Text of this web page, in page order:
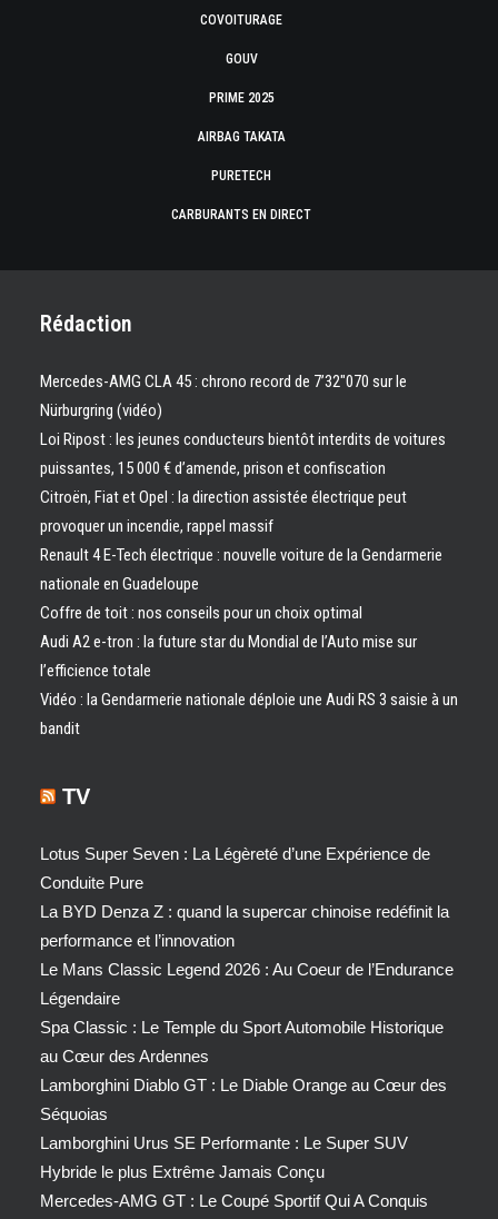
COVOITURAGE
GOUV
PRIME 2025
AIRBAG TAKATA
PURETECH
CARBURANTS EN DIRECT
Rédaction
Mercedes-AMG CLA 45 : chrono record de 7’32″070 sur le
Nürburgring (vidéo)
Loi Ripost : les jeunes conducteurs bientôt interdits de voitures
puissantes, 15 000 € d’amende, prison et confiscation
Citroën, Fiat et Opel : la direction assistée électrique peut
provoquer un incendie, rappel massif
Renault 4 E-Tech électrique : nouvelle voiture de la Gendarmerie
nationale en Guadeloupe
Coffre de toit : nos conseils pour un choix optimal
Audi A2 e-tron : la future star du Mondial de l’Auto mise sur
l’efficience totale
Vidéo : la Gendarmerie nationale déploie une Audi RS 3 saisie à un
bandit
TV
Lotus Super Seven : La Légèreté d’une Expérience de
Conduite Pure
La BYD Denza Z : quand la supercar chinoise redéfinit la
performance et l’innovation
Le Mans Classic Legend 2026 : Au Coeur de l’Endurance
Légendaire
Spa Classic : Le Temple du Sport Automobile Historique
au Cœur des Ardennes
Lamborghini Diablo GT : Le Diable Orange au Cœur des
Séquoias
Lamborghini Urus SE Performante : Le Super SUV
Hybride le plus Extrême Jamais Conçu
Mercedes-AMG GT : Le Coupé Sportif Qui A Conquis